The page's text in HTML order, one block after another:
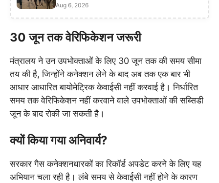
Aug 6, 2026
30 जून तक वेरिफिकेशन जरूरी
मंत्रालय ने उन उपभोक्ताओं के लिए 30 जून तक की समय सीमा
तय की है, जिन्होंने कनेक्शन लेने के बाद अब तक एक बार भी
आधार आधारित बायोमेट्रिक केवाईसी नहीं करवाई है। निर्धारित
समय तक वेरिफिकेशन नहीं करवाने वाले उपभोक्ताओं की सब्सिडी
जून के बाद रोकी जा सकती है।
क्यों किया गया अनिवार्य?
सरकार गैस कनेक्शनधारकों का रिकॉर्ड अपडेट करने के लिए यह
अभियान चला रही है। लंबे समय से केवाईसी नहीं होने के कारण